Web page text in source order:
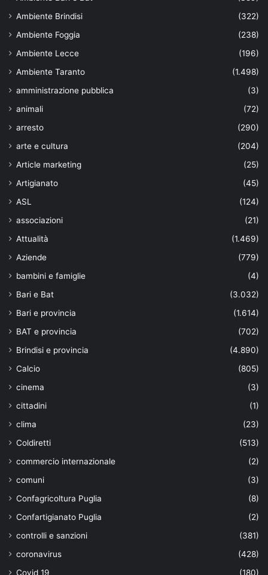
Ambiente Brindisi
(322)
Ambiente Foggia
(238)
Ambiente Lecce
(196)
Ambiente Taranto
(1.498)
amministrazione pubblica
(3)
animali
(72)
arresto
(290)
arte e cultura
(204)
Article marketing
(25)
Artigianato
(45)
ASL
(124)
associazioni
(21)
Attualità
(1.469)
Aziende
(779)
bambini e famiglie
(4)
Bari e Bat
(3.032)
Bari e provincia
(1.614)
BAT e provincia
(702)
Brindisi e provincia
(4.890)
Calcio
(805)
cinema
(3)
cittadini
(1)
clima
(23)
Coldiretti
(513)
commercio internazionale
(2)
comuni
(3)
Confagricoltura Puglia
(8)
Confartigianato Puglia
(2)
controlli e sanzioni
(381)
coronavirus
(428)
Covid 19
(180)